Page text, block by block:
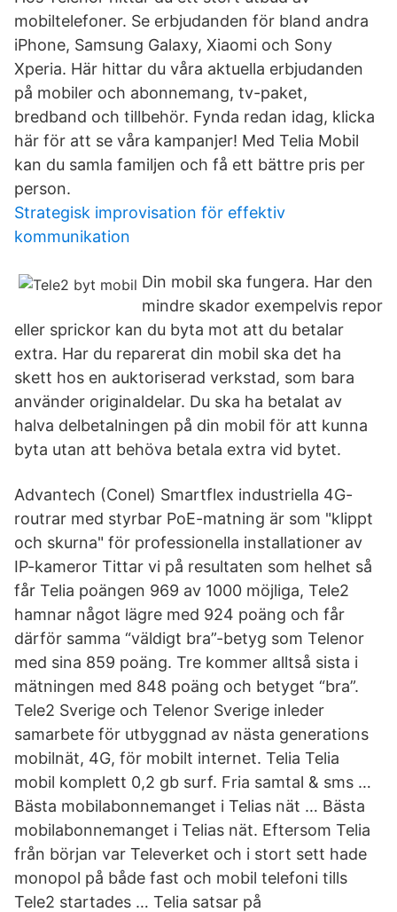
mobiltelefoner. Se erbjudanden för bland andra
iPhone, Samsung Galaxy, Xiaomi och Sony
Xperia. Här hittar du våra aktuella erbjudanden
på mobiler och abonnemang, tv-paket,
bredband och tillbehör. Fynda redan idag, klicka
här för att se våra kampanjer! Med Telia Mobil
kan du samla familjen och få ett bättre pris per
person.
Strategisk improvisation för effektiv
kommunikation
Din mobil ska fungera. Har den
mindre skador exempelvis repor
eller sprickor kan du byta mot att du betalar
extra. Har du reparerat din mobil ska det ha
skett hos en auktoriserad verkstad, som bara
använder originaldelar. Du ska ha betalat av
halva delbetalningen på din mobil för att kunna
byta utan att behöva betala extra vid bytet.
Advantech (Conel) Smartflex industriella 4G-
routrar med styrbar PoE-matning är som "klippt
och skurna" för professionella installationer av
IP-kameror Tittar vi på resultaten som helhet så
får Telia poängen 969 av 1000 möjliga, Tele2
hamnar något lägre med 924 poäng och får
därför samma “väldigt bra”-betyg som Telenor
med sina 859 poäng. Tre kommer alltså sista i
mätningen med 848 poäng och betyget “bra”.
Tele2 Sverige och Telenor Sverige inleder
samarbete för utbyggnad av nästa generations
mobilnät, 4G, för mobilt internet. Telia Telia
mobil komplett 0,2 gb surf. Fria samtal & sms …
Bästa mobilabonnemanget i Telias nät … Bästa
mobilabonnemanget i Telias nät. Eftersom Telia
från början var Televerket och i stort sett hade
monopol på både fast och mobil telefoni tills
Tele2 startades … Telia satsar på